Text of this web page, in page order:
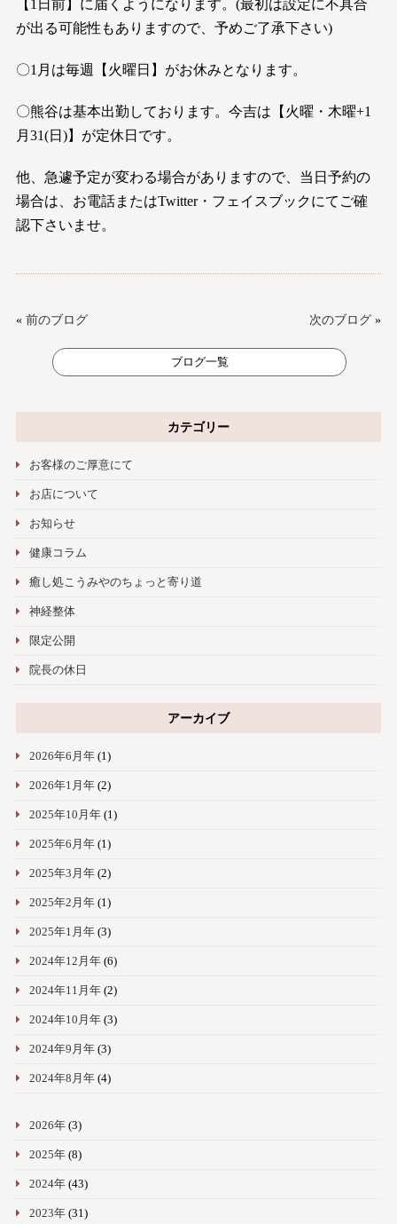
【1日前】に届くようになります。(最初は設定に不具合
が出る可能性もありますので、予めご了承下さい)
〇1月は毎週【火曜日】がお休みとなります。
〇熊谷は基本出勤しております。今吉は【火曜・木曜+1
月31(日)】が定休日です。
他、急遽予定が変わる場合がありますので、当日予約の
場合は、お電話またはTwitter・フェイスブックにてご確
認下さいませ。
« 前のブログ 次のブログ »
ブログ一覧
カテゴリー
お客様のご厚意にて
お店について
お知らせ
健康コラム
癒し処こうみやのちょっと寄り道
神経整体
限定公開
院長の休日
アーカイブ
2026年6月年(1)
2026年1月年(2)
2025年10月年(1)
2025年6月年(1)
2025年3月年(2)
2025年2月年(1)
2025年1月年(3)
2024年12月年(6)
2024年11月年(2)
2024年10月年(3)
2024年9月年(3)
2024年8月年(4)
2026年(3)
2025年(8)
2024年(43)
2023年(31)